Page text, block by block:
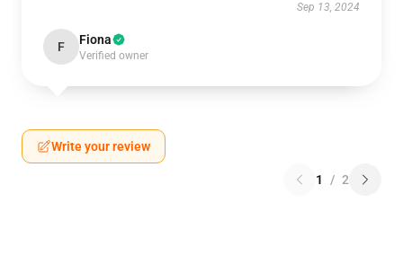
Sep 13, 2024
F Fiona
Verified owner
Write your review
1 / 2